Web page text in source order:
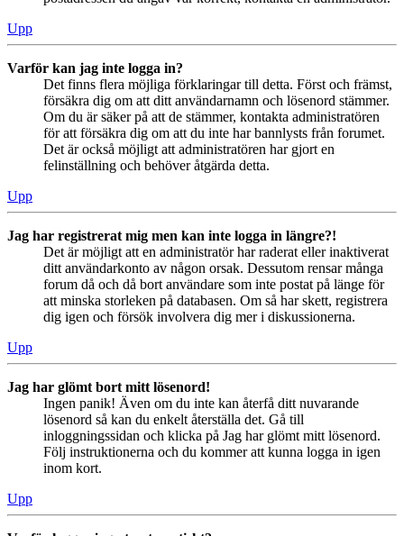
Upp
Varför kan jag inte logga in?
Det finns flera möjliga förklaringar till detta. Först och främst,
försäkra dig om att ditt användarnamn och lösenord stämmer.
Om du är säker på att de stämmer, kontakta administratören
för att försäkra dig om att du inte har bannlysts från forumet.
Det är också möjligt att administratören har gjort en
felinställning och behöver åtgärda detta.
Upp
Jag har registrerat mig men kan inte logga in längre?!
Det är möjligt att en administratör har raderat eller inaktiverat
ditt användarkonto av någon orsak. Dessutom rensar många
forum då och då bort användare som inte postat på länge för
att minska storleken på databasen. Om så har skett, registrera
dig igen och försök involvera dig mer i diskussionerna.
Upp
Jag har glömt bort mitt lösenord!
Ingen panik! Även om du inte kan återfå ditt nuvarande
lösenord så kan du enkelt återställa det. Gå till
inloggningssidan och klicka på Jag har glömt mitt lösenord.
Följ instruktionerna och du kommer att kunna logga in igen
inom kort.
Upp